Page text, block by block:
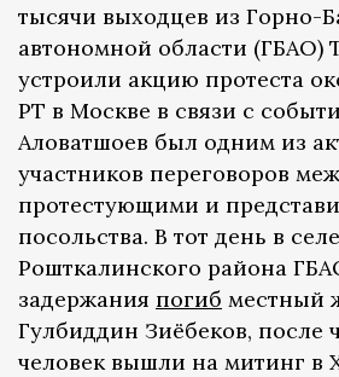
тысячи выходцев из Горно-
автономной области (ГБАО)
устроили акцию протеста
РТ в Москве в связи с
Аловатшоев был одним из
участников переговоров
протестующими и
посольства. В тот день в
Рошткалинского района
задержания погиб местный
Гулбиддин Зиёбеков, после
человек вышли на митинг в